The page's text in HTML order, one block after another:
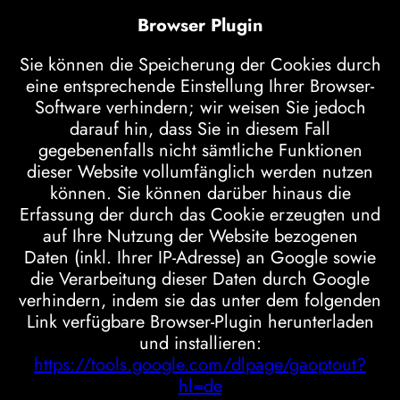
Browser Plugin
Sie können die Speicherung der Cookies durch
eine entsprechende Einstellung Ihrer Browser-
Software verhindern; wir weisen Sie jedoch
darauf hin, dass Sie in diesem Fall
gegebenenfalls nicht sämtliche Funktionen
dieser Website vollumfänglich werden nutzen
können. Sie können darüber hinaus die
Erfassung der durch das Cookie erzeugten und
auf Ihre Nutzung der Website bezogenen
Daten (inkl. Ihrer IP-Adresse) an Google sowie
die Verarbeitung dieser Daten durch Google
verhindern, indem sie das unter dem folgenden
Link verfügbare Browser-Plugin herunterladen
und installieren:
https://tools.google.com/dlpage/gaoptout?
hl=de